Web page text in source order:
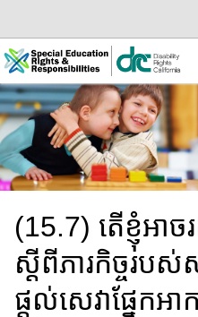
Main
Content
sub
navigation
(15.7) តើខ្ញុំ​អា
ស្តីពី​ភារកិច្ច​របស់
ផ្តល់​សេវាផ្នែក​អ